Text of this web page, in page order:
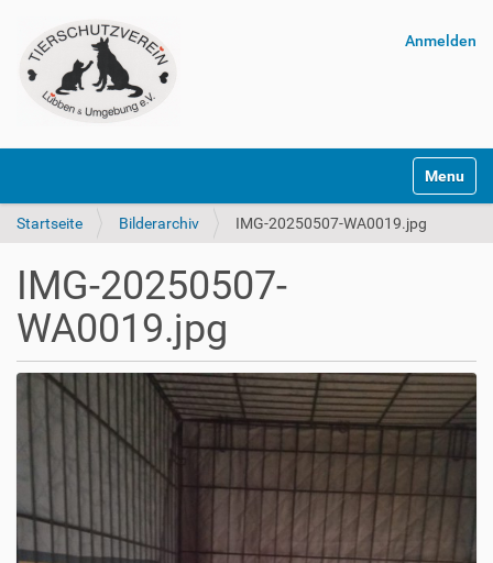
Anmelden
Startseite Bilderarchiv IMG-20250507-WA0019.jpg
IMG-20250507-
WA0019.jpg